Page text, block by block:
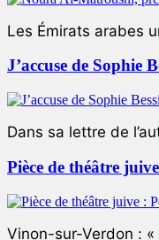
Les Émirats arabes
J’accuse de Sophie
Dans sa lettre de
Pièce de théâtre
Vinon-sur-Verdon : «